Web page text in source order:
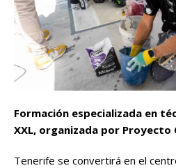
Formación especializada en
XXL, organizada por Proyecto
Tenerife se convertirá en el